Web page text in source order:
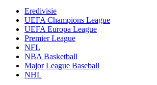
Eredivisie
UEFA Champions League
UEFA Europa League
Premier League
NFL
NBA Basketball
Major League Baseball
NHL